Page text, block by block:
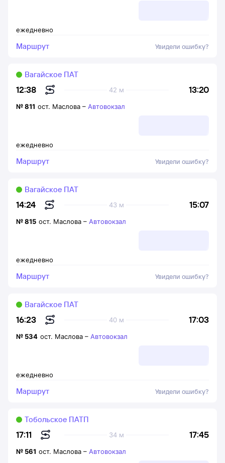
ежедневно
Маршрут Увидели ошибку?
12:38 13:20
42 м
Вагайское ПАТ
ежедневно
№811 ост. Маслова – Автовокзал
Маршрут Увидели ошибку?
14:24 15:07
43 м
Вагайское ПАТ
ежедневно
№815 ост. Маслова – Автовокзал
Маршрут Увидели ошибку?
16:23 17:03
40 м
Вагайское ПАТ
ежедневно
№ 534 ост. Маслова – Автовокзал
Маршрут Увидели ошибку?
17:11 17:45
34 м
Тобольское ПАТП
№ 561 ост. Маслова – Автовокзал